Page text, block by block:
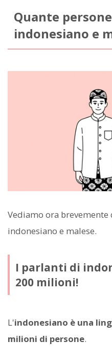
Quante
indonesiano e
Vediamo ora
indonesiano e malese.
I parlanti di
200 milioni!
L'indonesiano è una
milioni di persone.